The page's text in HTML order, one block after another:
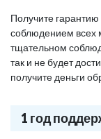
Получите
соблюдением всех
тщательном
так и не будет
получите деньги
1 год